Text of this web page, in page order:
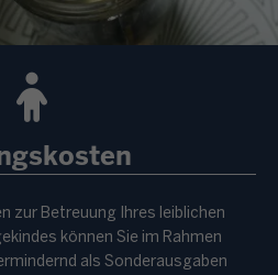
zur Betreuung Ihres leiblichen
können Sie im Rahmen
als Sonderausgaben